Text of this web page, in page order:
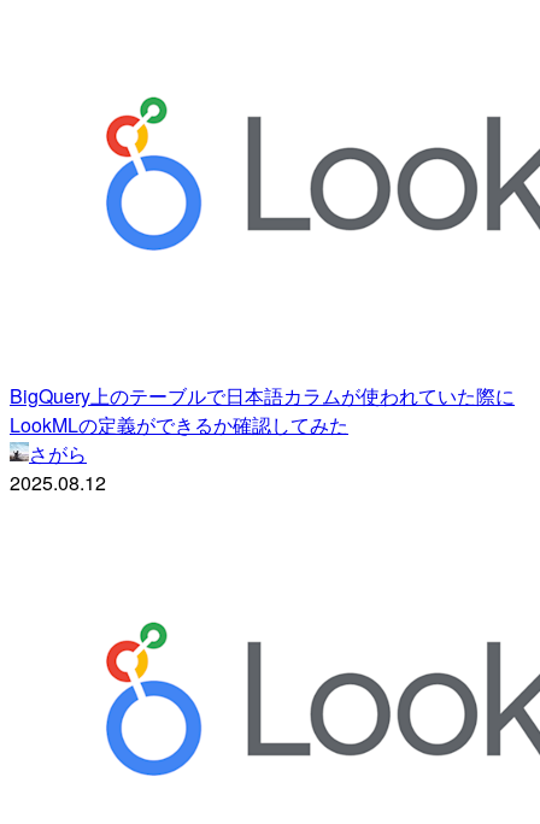
BigQuery上のテーブルで日本語カラムが使われていた際に
LookMLの定義ができるか確認してみた
さがら
2025.08.12